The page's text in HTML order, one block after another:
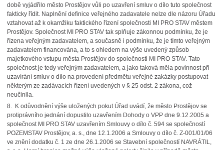
době vyjádřilo město Prostějov vůli po uzavření smluv o dílo tuto společnost
fakticky řídit. Naplnění definice veřejného zadavatele nelze dle názoru Úřadu
vztahovat až k okamžiku faktického řízení společnosti MI PRO STAV městem
Prostějov. Společnost MI PRO STAV tak splňuje zákonnou podmínku, že je
řízena veřejným zadavatelem, a současně i podmínku, že je tímto veřejným
zadavatelem financována, a to s ohledem na výše uvedený způsob
majetkového vstupu města Prostějov do společnosti MI PRO STAV. Tato
společnost je tedy veřejným zadavatelem, a jako taková měla povinnost při
uzavírání smluv o dílo na provedení předmětu veřejné zakázky postupovat
některým ze zadávacích řízení uvedených v § 25 odst. 2 zákona, což
neučinila.
8. K odůvodnění výše uložených pokut Úřad uvádí, že město Prostějov se
protiprávního jednání dopustilo uzavřením Dohody o VPP dne 9.12.2005 a
společnost MI PRO STAV uzavřením Smlouvy o dílo č. 594 se společností
POZEMSTAV Prostějov, a. s., dne 12.1.2006 a Smlouvy o dílo č. Z-001/01/06
ve znění dodatku č. 1 ze dne 26.1.2006 se Stavební společností NAVRÁTIL,